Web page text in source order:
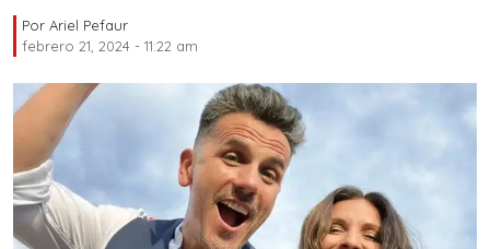
Por Ariel Pefaur
febrero 21, 2024 - 11:22 am